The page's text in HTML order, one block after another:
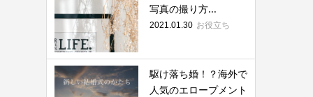
写真の撮り方...
2021.01.30 お役立ち
駆け落ち婚！？海外で
人気のエロープメント